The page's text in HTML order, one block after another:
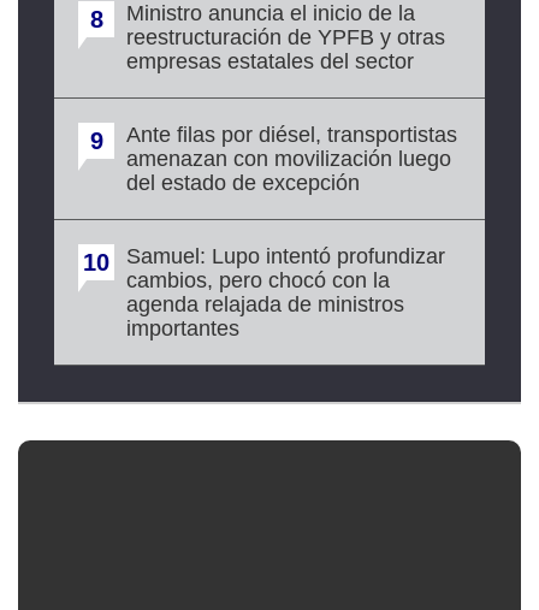
8
Ministro anuncia el inicio de la
reestructuración de YPFB y otras
empresas estatales del sector
9
Ante filas por diésel, transportistas
amenazan con movilización luego
del estado de excepción
10
Samuel: Lupo intentó profundizar
cambios, pero chocó con la
agenda relajada de ministros
importantes